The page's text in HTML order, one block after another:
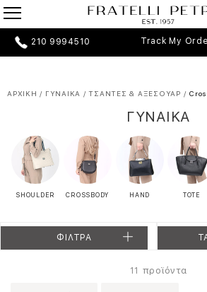
210 9994510 Track My
ΑΡΧΙΚΗ / ΓΥΝΑΙΚΑ /ΤΣΑΝΤΕΣ & ΑΞΕΣΟΥΑΡ /
ΓΥΝΑΙΚΑ
SHOULDER CROSSBODY HAND TOTE
ΦΙΛΤΡΑ
11 προϊόντα